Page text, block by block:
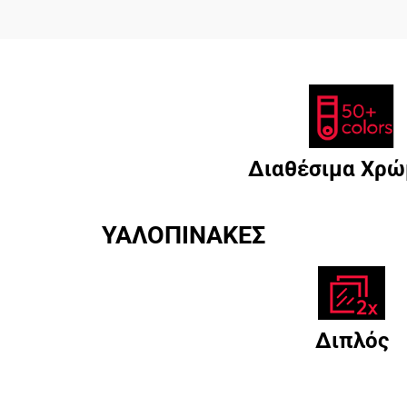
Διαθέσιμα
ΥΑΛΟΠΙΝΑΚΕΣ
Διπλός